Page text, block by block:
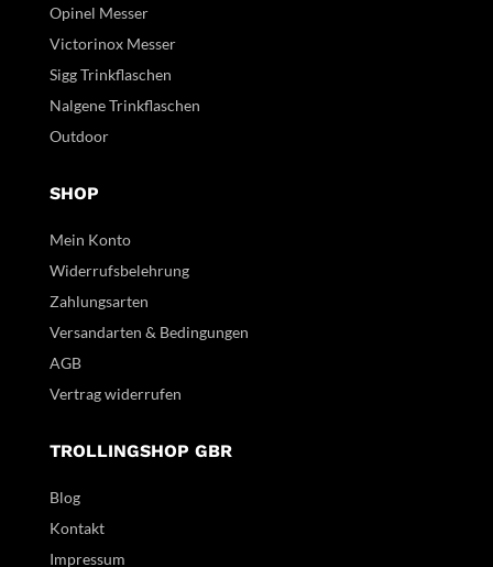
Opinel Messer
Victorinox Messer
Sigg Trinkflaschen
Nalgene Trinkflaschen
Outdoor
SHOP
Mein Konto
Widerrufsbelehrung
Zahlungsarten
Versandarten & Bedingungen
AGB
Vertrag widerrufen
TROLLINGSHOP GBR
Blog
Kontakt
Impressum